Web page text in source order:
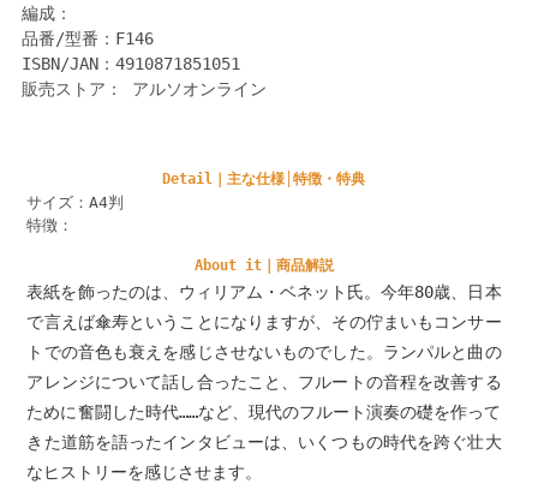
編成：
品番/型番：F146
ISBN/JAN：4910871851051
販売ストア： アルソオンライン
Detail｜主な仕様│特徴・特典
サイズ：A4判
特徴：
About it｜商品解説
表紙を飾ったのは、ウィリアム・ベネット氏。今年80歳、日本
で言えば傘寿ということになりますが、その佇まいもコンサー
トでの音色も衰えを感じさせないものでした。ランパルと曲の
アレンジについて話し合ったこと、フルートの音程を改善する
ために奮闘した時代……など、現代のフルート演奏の礎を作って
きた道筋を語ったインタビューは、いくつもの時代を跨ぐ壮大
なヒストリーを感じさせます。